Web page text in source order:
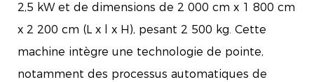
2,5 kW et de dimensions de 2 000 cm x 1 800 cm
x 2 200 cm (L x l x H), pesant 2 500 kg. Cette
machine intègre une technologie de pointe,
notamment des processus automatiques de